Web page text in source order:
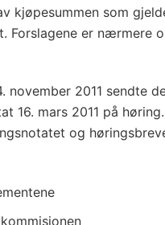
kjøpesummen som
Forslagene er nærmere
november 2011 sendte
16. mars 2011 på
og